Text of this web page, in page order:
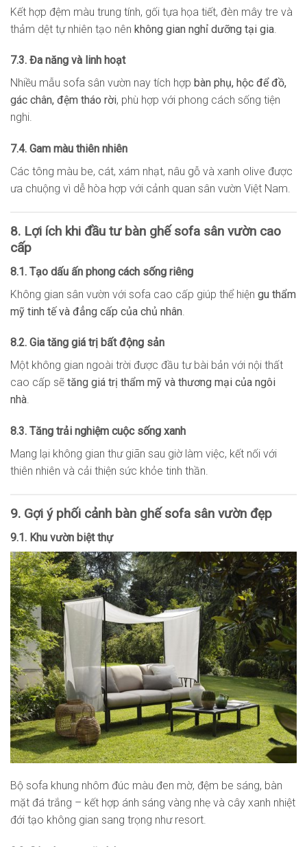
Kết hợp đệm màu trung tính, gối tựa họa tiết, đèn mây tre và
thảm dệt tự nhiên tạo nên không gian nghỉ dưỡng tại gia
7.3. Đa năng và linh hoạt
Nhiều mẫu sofa sân vườn nay tích hợp bàn phụ, hộc để đồ,
gác chân, đệm tháo rời, phù hợp với phong cách sống tiện
nghi.
7.4. Gam màu thiên nhiên
Các tông màu be, cát, xám nhạt, nâu gỗ và xanh olive được
ưa chuộng vì dễ hòa hợp với cảnh quan sân vườn Việt Nam.
8. Lợi ích khi đầu tư bàn ghế sofa sân vườn cao
cấp
8.1. Tạo dấu ấn phong cách sống riêng
Không gian sân vườn với sofa cao cấp giúp thể hiện gu thẩm
mỹ tinh tế và đẳng cấp của chủ nhân
8.2. Gia tăng giá trị bất động sản
Một không gian ngoài trời được đầu tư bài bản với nội thất
cao cấp sẽ tăng giá trị thẩm mỹ và thương mại của ngôi
nhà.
8.3. Tăng trải nghiệm cuộc sống xanh
Mang lại không gian thư giãn sau giờ làm việc, kết nối với
thiên nhiên và cải thiện sức khỏe tinh thần.
9. Gợi ý phối cảnh bàn ghế sofa sân vườn đẹp
9.1. Khu vườn biệt thự
Bộ sofa khung nhôm đúc màu đen mờ, đệm be sáng, bàn
mặt đá trắng – kết hợp ánh sáng vàng nhẹ và cây xanh nhiệt
đới tạo không gian sang trọng như resort.